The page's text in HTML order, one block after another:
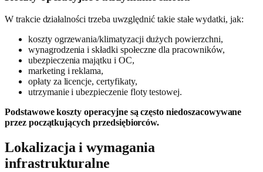
W trakcie działalności trzeba uwzględnić takie stałe wydatki, jak:
koszty ogrzewania/klimatyzacji dużych powierzchni,
wynagrodzenia i składki społeczne dla pracowników,
ubezpieczenia majątku i OC,
marketing i reklama,
opłaty za licencje, certyfikaty,
utrzymanie i ubezpieczenie floty testowej.
Podstawowe koszty operacyjne są często niedoszacowywane
przez początkujących przedsiębiorców.
Lokalizacja i wymagania
infrastrukturalne